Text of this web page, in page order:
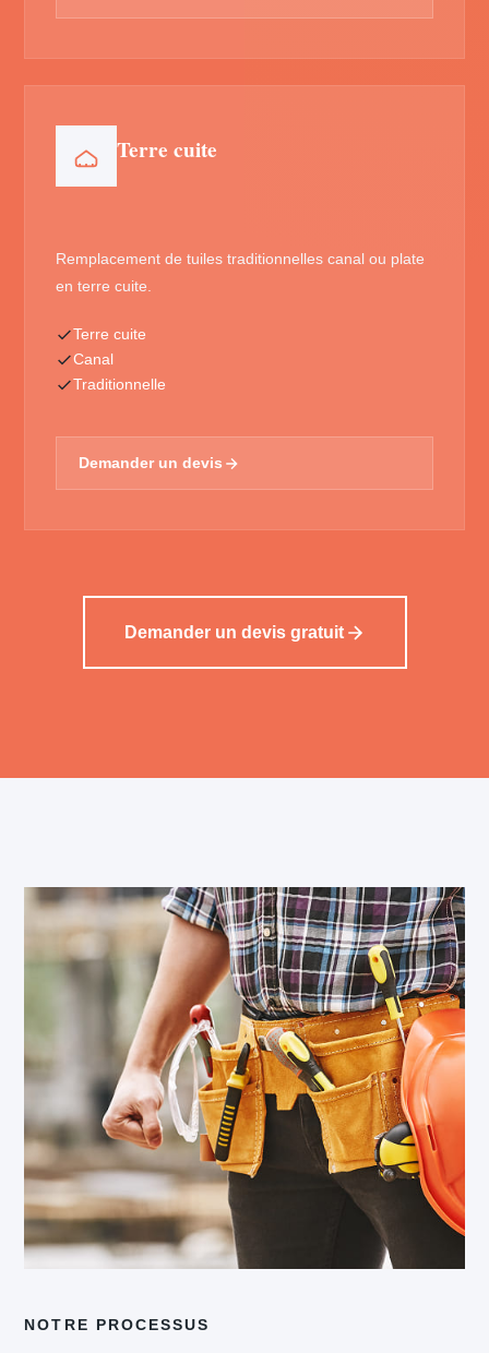
Terre cuite
Remplacement de tuiles traditionnelles canal ou plate
en terre cuite.
Terre cuite
Canal
Traditionnelle
Demander un devis
Demander un devis gratuit
NOTRE PROCESSUS